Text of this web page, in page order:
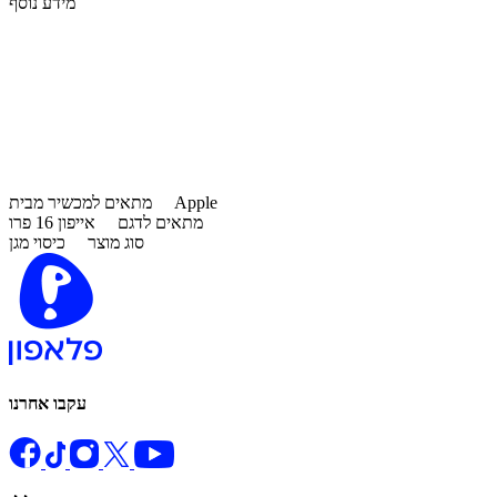
מתאים למכשיר מבית Apple
מתאים לדגם אייפון 16 פרו
סוג מוצר כיסוי מגן
עקבו אחרנו